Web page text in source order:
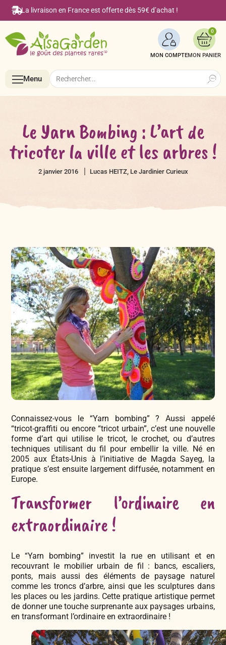
La livraison en France est offerte dès 59€ d’achat !
MON COMPTE
0
Menu
Accueil
Légumes & Potagères
Aromatiques & Comestibles
Fleurs, Prairies, Engrais verts
Accesoires de Jardinage
Coffrets & Idées Cadeaux
Tisanes & Infusions BIO
Faire-part à semer
Jardinage au naturel
Découvertes végétales
Plantes & Gastronomie
Bricolage & Inspirations
Notre philosophie
Ateliers & Evènements
Visitez notre magasin
Maraichers & Revendeurs
Search
for:
Le Yarn Bombing : L’art de
tricoter la ville et les arbres !
2 janvier 2016 Lucas HEITZ, Le Jardinier Curieux
Connaissez-vous le “Yarn bombing” ? Aussi appelé
“tricot-graffiti ou encore “tricot urbain”, c’est une nouvelle
forme d’art qui utilise le tricot, le crochet, ou d’autres
techniques utilisant du fil pour embellir la ville. Né en
2005 aux États-Unis à l’initiative de Magda Sayeg, la
pratique s’est ensuite largement diffusée, notamment en
Europe.
Transformer l’ordinaire en
extraordinaire !
Le “Yarn bombing” investit la rue en utilisant et en
recouvrant le mobilier urbain de fil : bancs, escaliers,
ponts, mais aussi des éléments de paysage naturel
comme les troncs d’arbre, ainsi que les sculptures dans
les places ou les jardins. Cette pratique artistique permet
de donner une touche surprenante aux paysages urbains,
en transformant l’ordinaire en extraordinaire !